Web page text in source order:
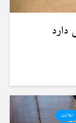
دارد
اعلانات